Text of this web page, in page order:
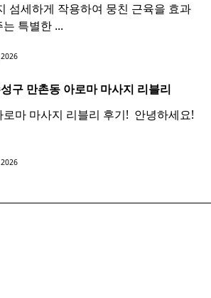
섬세하게 작용하여 뭉친 근육을 효과
는 특별한 ...
구 만촌동 아로마 마사지 리블리
마 마사지 리블리 후기! ​ 안녕하세요!